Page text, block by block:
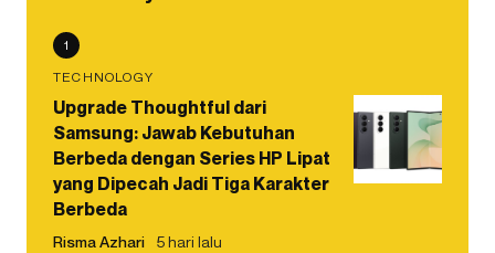
1
TECHNOLOGY
Upgrade Thoughtful dari
Samsung: Jawab Kebutuhan
Berbeda dengan Series HP Lipat
yang Dipecah Jadi Tiga Karakter
Berbeda
Risma Azhari 5 hari lalu